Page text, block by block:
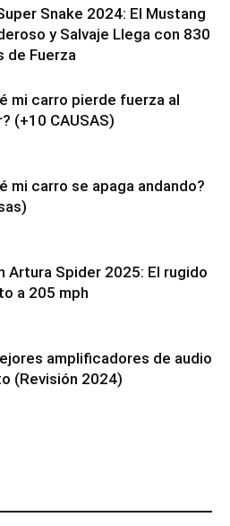
Snake 2024: El Mustang
y Salvaje Llega con 830
de Fuerza
mi carro pierde fuerza al
(+10 CAUSAS)
mi carro se apaga andando?
Artura Spider 2025: El rugido
a 205 mph
amplificadores de audio
(Revisión 2024)